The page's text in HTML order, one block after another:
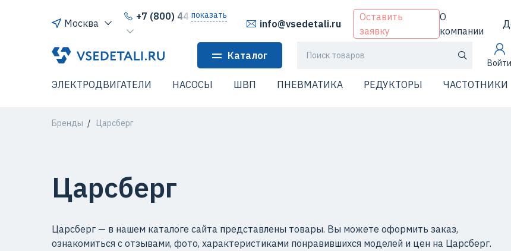
Москва
+7 (800) 444-64-80
показать
info@vsedetali.ru
Оставить
заявку
О
компании
Каталог
Войти
ЭЛЕКТРОДВИГАТЕЛИ НАСОСЫ ШВП ПНЕВМАТИКА РЕДУКТОРЫ ЧАСТОТНИКИ
Бренды Царсберг
Царсберг
Царсберг — в нашем каталоге сайта представлены товары. Вы можете оформить заказ,
ознакомиться с отзывами, фото, характеристиками понравившихся моделей и цен на Царсберг.